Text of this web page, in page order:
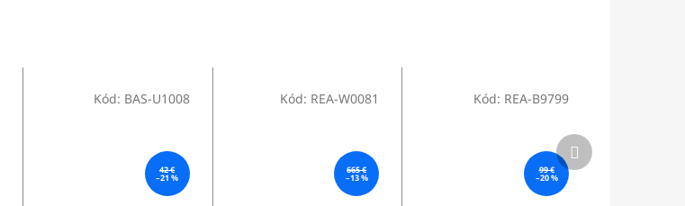
42 €
–21 %
Kód: BAS-U1008
665 €
–13 %
Kód: REA-W0081
99 €
–20 %
Kód: REA-B9799
Ďalší
produkt